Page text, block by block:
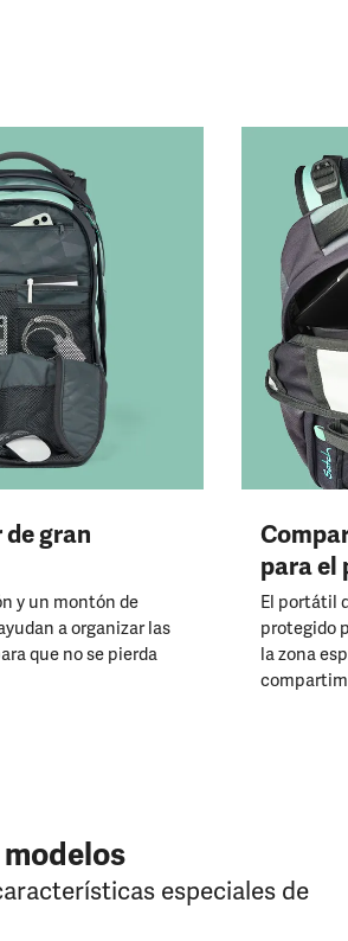
gran
y un montón de
a organizar las
que no se pierda
para
El portátil
protegido
la zona
especiales de